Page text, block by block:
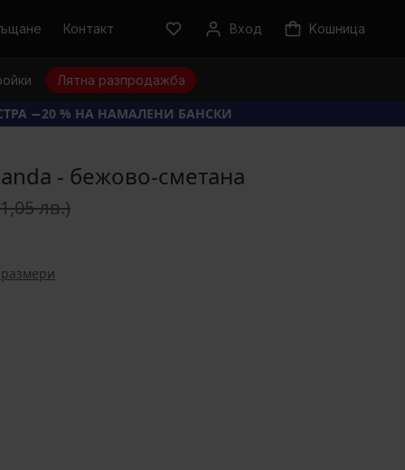
Контакт Вход Kошница
Лятна разпродажба
−20 % НА НАМАЛЕНИ БАНСКИ
- бежово-сметана
лв.)